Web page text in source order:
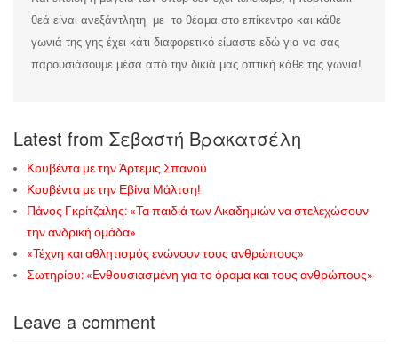
θεά είναι ανεξάντλητη με το θέαμα στο επίκεντρο και κάθε
γωνιά της γης έχει κάτι διαφορετικό είμαστε εδώ για να σας
παρουσιάσουμε μέσα από την δικιά μας οπτική κάθε της γωνιά!
Latest from Σεβαστή Βρακατσέλη
Κουβέντα με την Άρτεμις Σπανού
Κουβέντα με την Εβίνα Μάλτση!
Πάνος Γκρίτζαλης: «Τα παιδιά των Ακαδημιών να στελεχώσουν
την ανδρική ομάδα»
«Τέχνη και αθλητισμός ενώνουν τους ανθρώπους»
Σωτηρίου: «Eνθουσιασμένη για το όραμα και τους ανθρώπους»
Leave a comment